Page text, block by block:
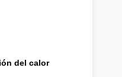
del calor